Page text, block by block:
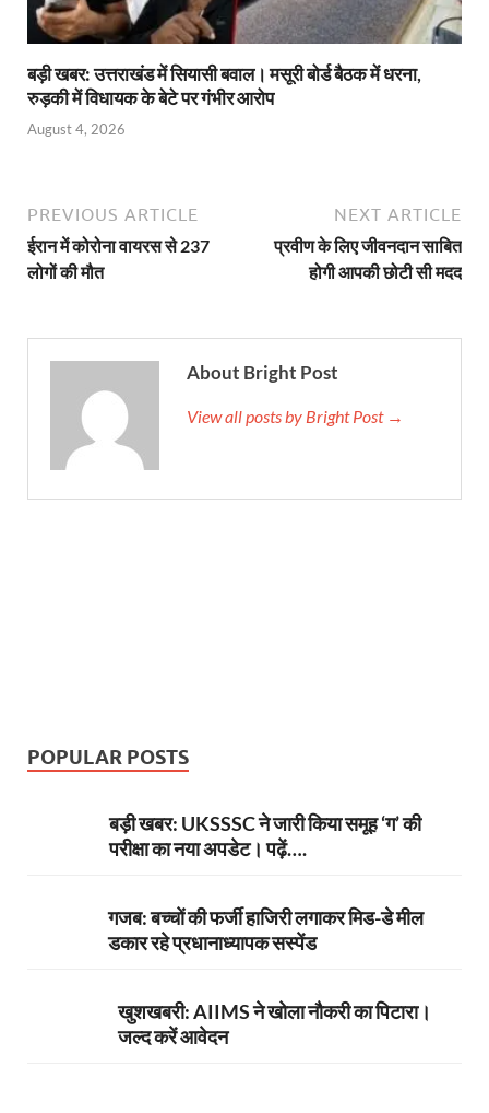
बड़ी खबर: उत्तराखंड में सियासी बवाल। मसूरी बोर्ड बैठक में धरना,
रुड़की में विधायक के बेटे पर गंभीर आरोप
August 4, 2026
PREVIOUS ARTICLE
ईरान में कोरोना वायरस से 237
लोगों की मौत
NEXT ARTICLE
प्रवीण के लिए जीवनदान साबित
होगी आपकी छोटी सी मदद
About Bright Post
View all posts by Bright Post →
POPULAR POSTS
बड़ी खबर: UKSSSC ने जारी किया समूह ‘ग’ की
परीक्षा का नया अपडेट। पढ़ें….
गजब: बच्चों की फर्जी हाजिरी लगाकर मिड-डे मील
डकार रहे प्रधानाध्यापक सस्पेंड
खुशखबरी: AIIMS ने खोला नौकरी का पिटारा।
जल्द करें आवेदन